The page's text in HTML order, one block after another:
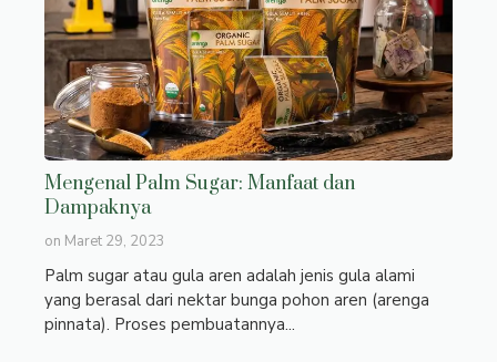
Mengenal Palm Sugar: Manfaat dan
Dampaknya
on Maret 29, 2023
Palm sugar atau gula aren adalah jenis gula alami
yang berasal dari nektar bunga pohon aren (arenga
pinnata). Proses pembuatannya...